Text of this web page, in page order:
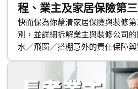
程、業主及家居保險第
快而保為你釐清家居保險與裝修
別，並詳細拆解業主與裝修公司
水／飛窗／搭棚意外的責任保障
保障範圍。